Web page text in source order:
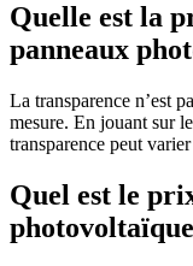
Quelle est la
panneaux
La transparence n’est
mesure. En jouant sur
transparence peut
Quel est le